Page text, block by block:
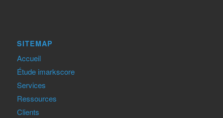
SITEMAP
Accueil
Étude imarkscore
Services
Ressources
Clients